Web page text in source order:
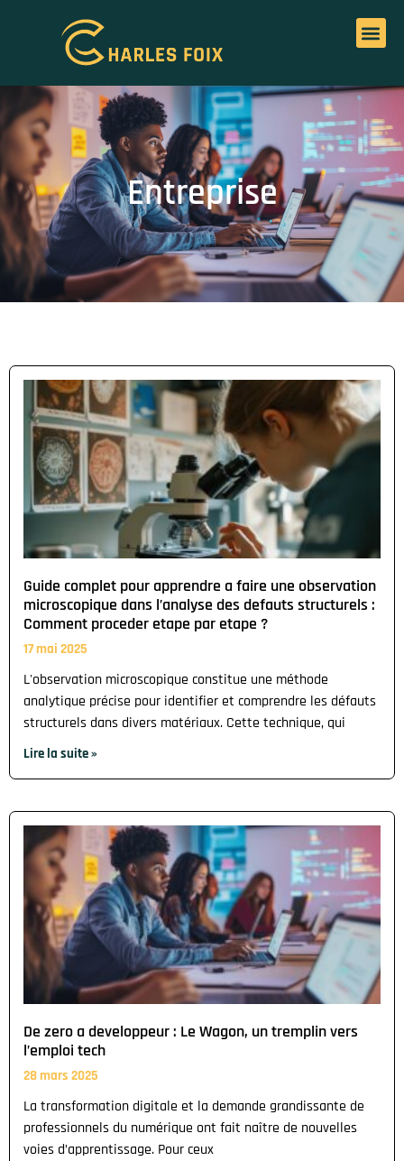
Entreprise
Guide complet pour apprendre a faire une observation
microscopique dans l’analyse des defauts structurels :
Comment proceder etape par etape ?
17 mai 2025
L'observation microscopique constitue une méthode
analytique précise pour identifier et comprendre les défauts
structurels dans divers matériaux. Cette technique, qui
Lire la suite »
De zero a developpeur : Le Wagon, un tremplin vers
l’emploi tech
28 mars 2025
La transformation digitale et la demande grandissante de
professionnels du numérique ont fait naître de nouvelles
voies d’apprentissage. Pour ceux